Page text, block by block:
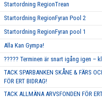
Startordning RegionTrean
Startordning RegionFyran Pool 2
Startordning RegionFyran pool 1
Alla Kan Gympa!
????? Terminen är snart igång igen –
TACK SPARBANKEN SKÅNE & FÄRS
FÖR ERT BIDRAG!
TACK ALLMÄNA ARVSFONDEN FÖR